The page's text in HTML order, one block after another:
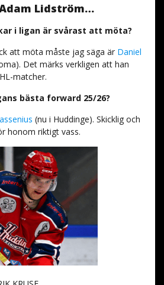
Lidström…
i ligan är svårast att möta?
att möta måste jag säga är Daniel
Det märks verkligen att han
matcher.
bästa forward 25/26?
(nu i Huddinge). Skicklig och
honom riktigt vass.